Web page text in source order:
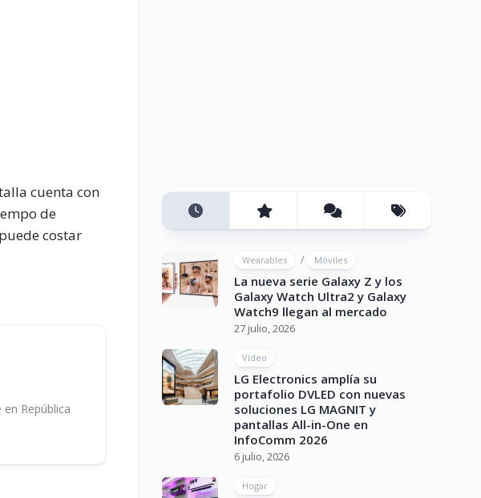
cuenta con
de
costar
República
Wearables / Móviles
La nueva serie Galaxy Z y los
Galaxy Watch Ultra2 y Galaxy
Watch9 llegan al mercado
27 julio, 2026
Vídeo
LG Electronics amplía su
portafolio DVLED con nuevas
soluciones LG MAGNIT y
pantallas All-in-One en
InfoComm 2026
6 julio, 2026
Hogar